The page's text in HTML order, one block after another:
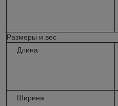
Размеры и вес
Длина
Ширина